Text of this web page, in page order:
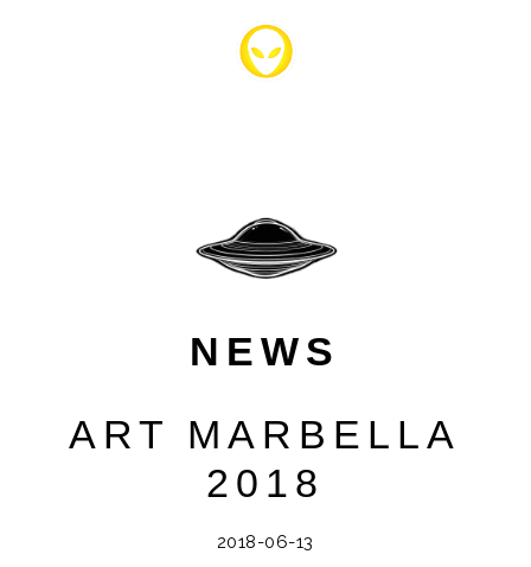
NEWS
ART MARBELLA
2018
2018-06-13